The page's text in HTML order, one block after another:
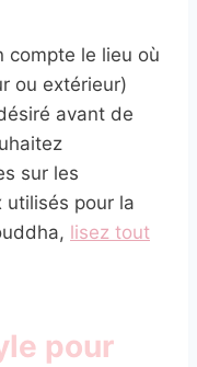
compte le lieu où
ou extérieur)
avant de
sur les
pour la
lisez tout
pour